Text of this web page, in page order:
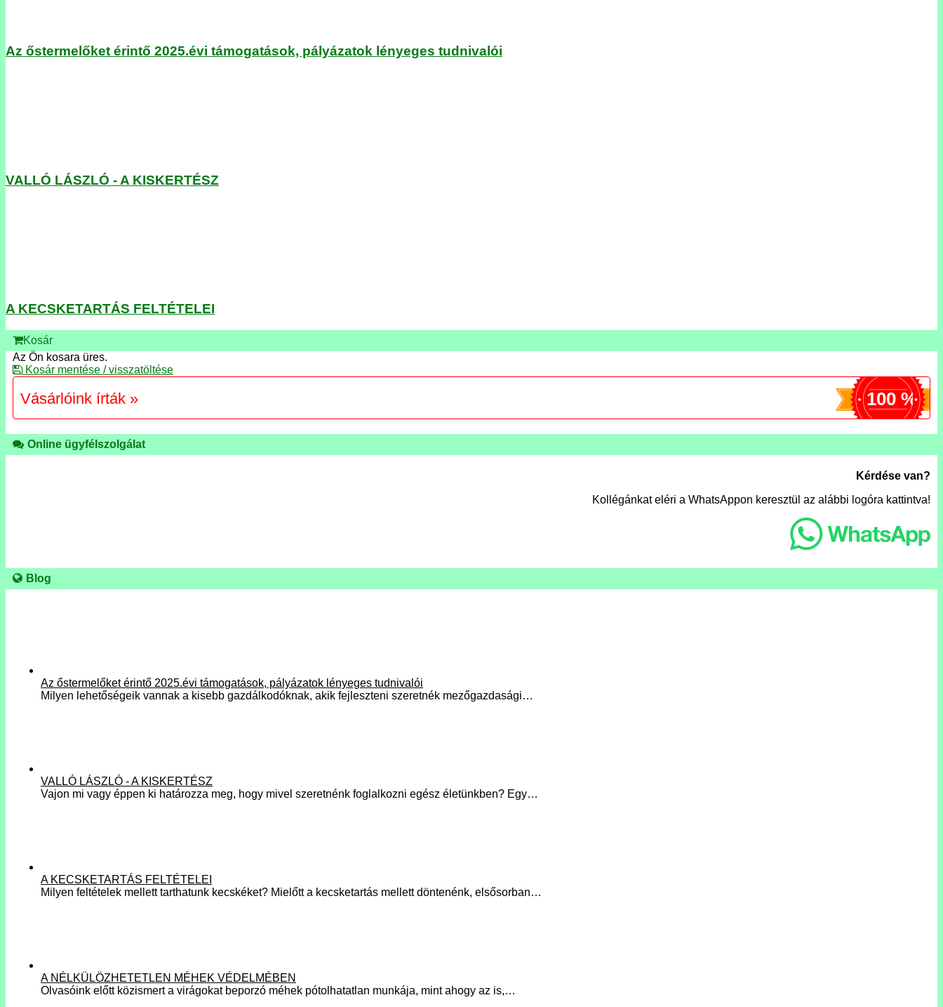
Az őstermelőket érintő 2025.évi támogatások, pályázatok lényeges tudnivalói
VALLÓ LÁSZLÓ - A KISKERTÉSZ
A KECSKETARTÁS FELTÉTELEI
Kosár
Az Ön kosara üres.
Kosár mentése / visszatöltése
Vásárlóink írták » 100 %
Online ügyfélszolgálat
Kérdése van?
Kollégánkat eléri a WhatsAppon keresztül az alábbi logóra kattintva!
Blog
Az őstermelőket érintő 2025.évi támogatások, pályázatok lényeges tudnivalói
Milyen lehetőségeik vannak a kisebb gazdálkodóknak, akik fejleszteni szeretnék mezőgazdasági…
VALLÓ LÁSZLÓ - A KISKERTÉSZ
Vajon mi vagy éppen ki határozza meg, hogy mivel szeretnénk foglalkozni egész életünkben? Egy…
A KECSKETARTÁS FELTÉTELEI
Milyen feltételek mellett tarthatunk kecskéket? Mielőtt a kecsketartás mellett döntenénk, elsősorban…
A NÉLKÜLÖZHETETLEN MÉHEK VÉDELMÉBEN
Olvasóink előtt közismert a virágokat beporzó méhek pótolhatatlan munkája, mint ahogy az is,…